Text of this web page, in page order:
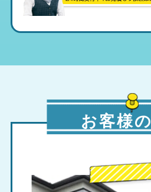
お客様の